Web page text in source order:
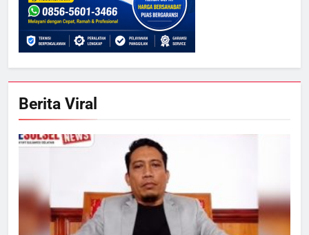
Berita Viral